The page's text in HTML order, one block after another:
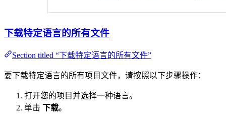
下载特定语言的所有文件
Section titled “下载特定语言的所有文件”
要下载特定语言的所有项目文件，请按照以下步骤操作：
打开您的项目并选择一种语言。
单击 下载。